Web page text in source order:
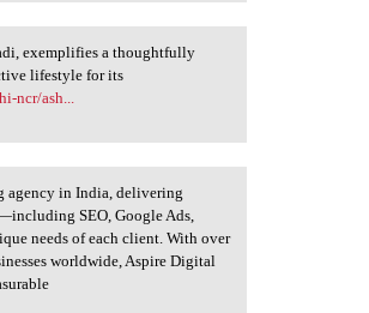
exemplifies a thoughtfully
lifestyle for its
ncr/ash...
agency in India, delivering
SEO, Google Ads,
needs of each client. With over
worldwide, Aspire Digital